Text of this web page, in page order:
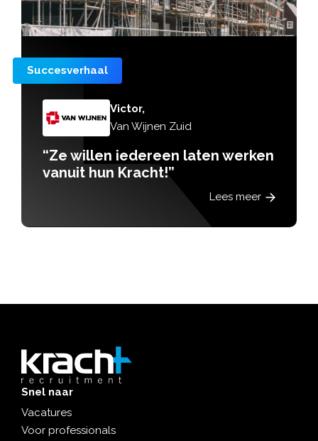
Succesverhaal
Victor,
Van Wijnen Zuid
“Ze willen iedereen laten werken
vanuit hun Kracht!”
Lees meer
Snel naar
Vacatures
Voor professionals